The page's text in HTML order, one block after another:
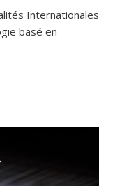
Internationales
basé en